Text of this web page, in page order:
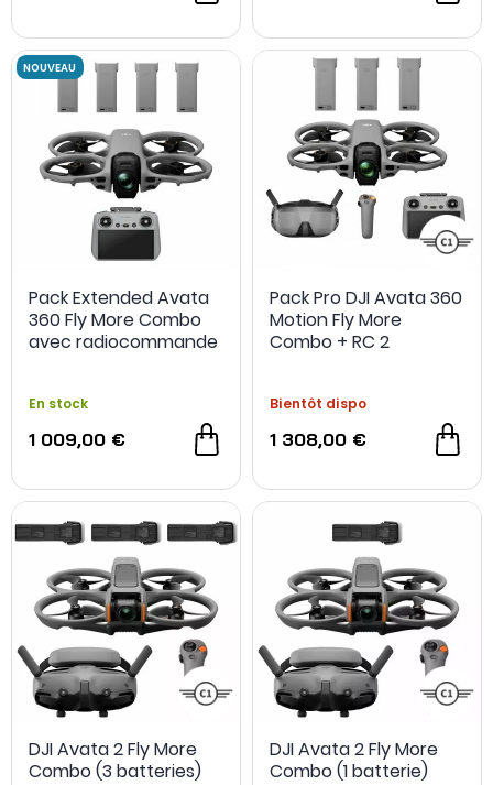
NOUVEAU
Pack Extended Avata
360 Fly More Combo
avec radiocommande
En stock
1 009,00 €
Pack Pro DJI Avata 360
Motion Fly More
Combo + RC 2
Bientôt dispo
1 308,00 €
DJI Avata 2 Fly More
Combo (3 batteries)
DJI Avata 2 Fly More
Combo (1 batterie)